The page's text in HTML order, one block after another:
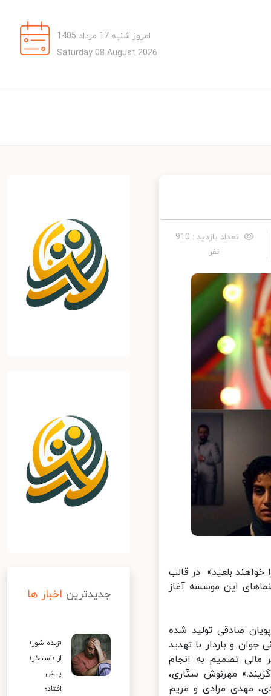
امروز شنبه 17 مرداد 1405
Saturday 08 August 2026
تعداد بازدید : 910
نفر
بلعید» در قالب
خود را در سینماهای این موسسه آغاز
صادقی تولید شده
«محیا زنی جوان و باردار با تهدید
تصمیم به انجام
مهرنوش ستّاری،
مهدی مرادی و مریم
جدیدترین اخبار ها
«زنده شور»
از «استخر»
پیش
افتاد؛